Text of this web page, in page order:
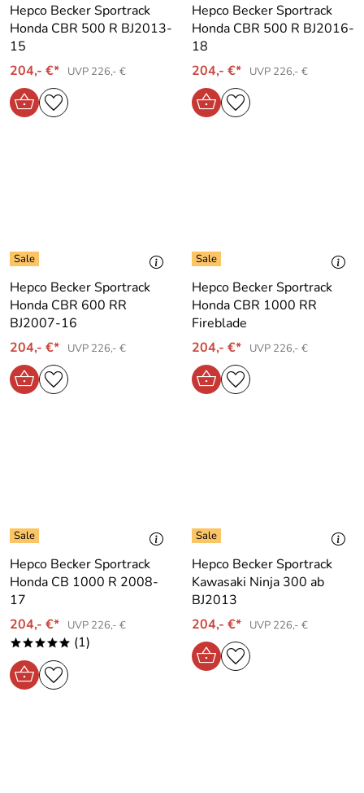
Hepco Becker Sportrack
Honda CBR 500 R BJ2013-
15
204,- €*
UVP 226,- €
Hepco Becker Sportrack
Honda CBR 500 R BJ2016-
18
204,- €*
UVP 226,- €
Hepco Becker Sportrack
Honda CBR 600 RR
BJ2007-16
204,- €*
UVP 226,- €
Hepco Becker Sportrack
Honda CBR 1000 RR
Fireblade
204,- €*
UVP 226,- €
Hepco Becker Sportrack
Honda CB 1000 R 2008-
17
204,- €*
UVP 226,- €
***** (1)
Hepco Becker Sportrack
Kawasaki Ninja 300 ab
BJ2013
204,- €*
UVP 226,- €